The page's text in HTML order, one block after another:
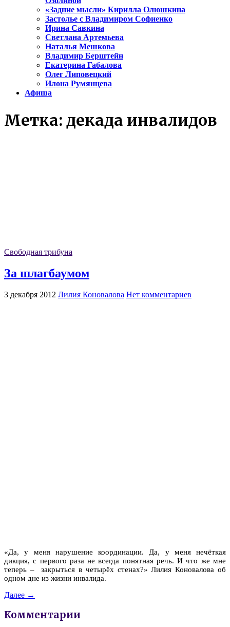
«Задние мысли» Кирилла Олюшкина
Застолье с Владимиром Софиенко
Ирина Савкина
Светлана Артемьева
Наталья Мешкова
Владимир Берштейн
Екатерина Габалова
Олег Липовецкий
Илона Румянцева
Афиша
Метка: декада инвалидов
Свободная трибуна
За шлагбаумом
3 декабря 2012 Лилия Коновалова Нет комментариев
«Да, у меня нарушение координации. Да, у меня нечёткая
дикция, с первого раза не всегда понятная речь. И что же мне
теперь – закрыться в четырёх стенах?» Лилия Коновалова об
одном дне из жизни инвалида.
Далее →
Комментарии